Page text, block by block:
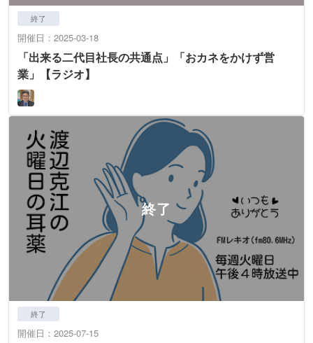
終了
開催日：2025-03-18
「出来る二代目社長の共通点」「おカネをかけず営
業」【ラジオ】
終了
開催日：2025-07-15